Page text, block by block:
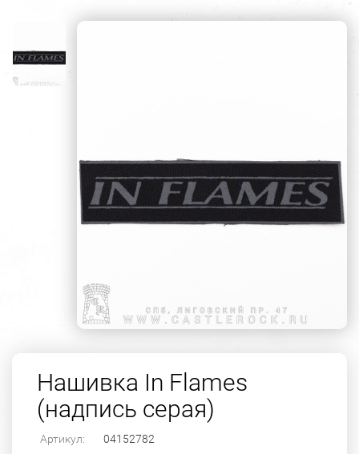
Нашивка In Flames
(надпись серая)
Артикул: 04152782